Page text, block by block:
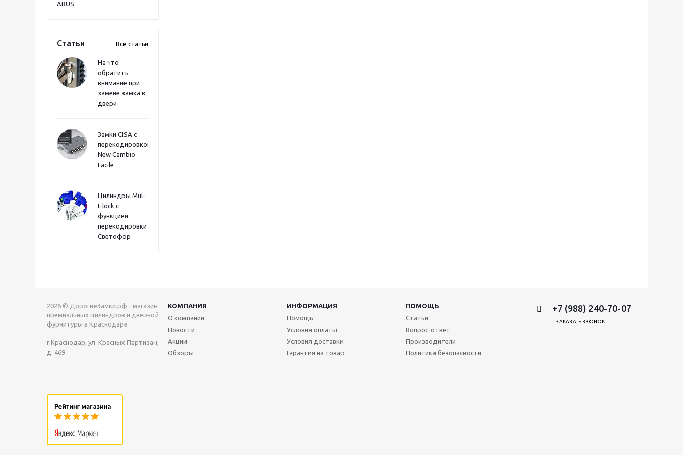
ABUS
Статьи Все статьи
На что
обратить
внимание при
замене замка в
двери
Замки CISA с
перекодировкой
New Cambio
Facile
Цилиндры Mul-
t-lock с
функцией
перекодировки
Светофор
2026 © ДорогиеЗамки.рф - магазин
премиальных цилиндров и дверной
фурнитуры в Краснодаре
г.Краснодар, ул. Красных Партизан,
д. 469
КОМПАНИЯ ИНФОРМАЦИЯ
ПОМОЩЬ
О компании
Новости
Акции
Обзоры
Помощь
Условия оплаты
Условия доставки
Гарантия на товар
Статьи
Вопрос-ответ
Производители
Политика безопасности
+7 (988) 240-70-07
ЗАКАЗАТЬ ЗВОНОК